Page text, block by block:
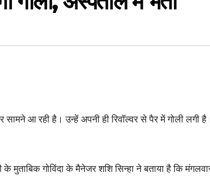
आ रही है। उन्हें अपनी ही रिवॉल्वर से पैर में गोली लगी
गोविंदा के मैनेजर शशि सिन्हा ने बताया है कि